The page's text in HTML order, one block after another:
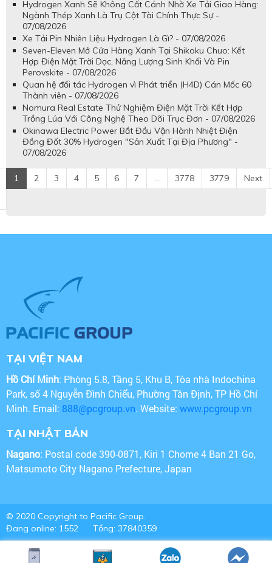
Hydrogen Xanh Sẽ Không Cất Cánh Nhờ Xe Tải Giao Hàng:
Ngành Thép Xanh Là Trụ Cột Tài Chính Thực Sự -
07/08/2026
Xe Tải Pin Nhiên Liệu Hydrogen Là Gì? - 07/08/2026
Seven-Eleven Mở Cửa Hàng Xanh Tại Shikoku Chuo: Kết
Hợp Điện Mặt Trời Dọc, Năng Lượng Sinh Khối Và Pin
Perovskite - 07/08/2026
Quan hệ đối tác Hydrogen vì Phát triển (H4D) Cán Mốc 60
Thành viên - 07/08/2026
Nomura Real Estate Thử Nghiệm Điện Mặt Trời Kết Hợp
Trồng Lúa Với Công Nghệ Theo Dõi Trục Đơn - 07/08/2026
Okinawa Electric Power Bắt Đầu Vận Hành Nhiệt Điện
Đồng Đốt 30% Hydrogen "Sản Xuất Tại Địa Phương" -
07/08/2026
1 2 3 4 5 6 7 ... 3778 3779 Next
TẠI VIỆT NAM
Hồ Chí Minh: Phòng 5.8, Tầng 5, Khu B, Tòa nhà Indochina
Park, số 4 Nguyễn Đình Chiểu, Phường Tân Định, TP Hồ Chí
Minh. Email: 888@pcgroup.vn. Website: www.pcgroup.vn
TẠI NHẬT BẢN
Nagano: Postal code 390-0871, Kiri 1 Chome 4 Ban 21 Go,
Matsumoto City Nagano Prefecture, Japan
© 2020 Copyright to Pacific Group.
Đang online: 1552
Tổng: 37840359